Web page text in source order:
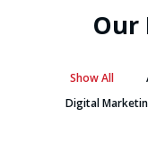
Our
Show All
Digital